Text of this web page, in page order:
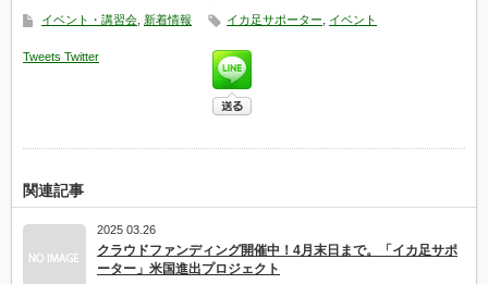
14:10-
表
し
ま
す！ I・
ToP
浜
浜
ラ
イ
イベント・講習会 新着情報 イカ足サポーター イベント
Tweets Twitter
関連記事
2025 03.26
クラウドファンディング開催中！4月末日まで。「イカ足サポ
ーター」米国進出プロジェクト